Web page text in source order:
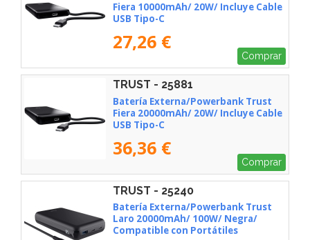
Fiera 10000mAh/ 20W/ Incluye Cable
USB Tipo-C
27,26 €
Comprar
TRUST - 25881
Batería Externa/Powerbank Trust
Fiera 20000mAh/ 20W/ Incluye Cable
USB Tipo-C
36,36 €
Comprar
TRUST - 25240
Batería Externa/Powerbank Trust
Laro 20000mAh/ 100W/ Negra/
Compatible con Portátiles